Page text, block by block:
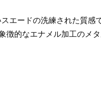
エードの洗練された質
的なエナメル加工のメ